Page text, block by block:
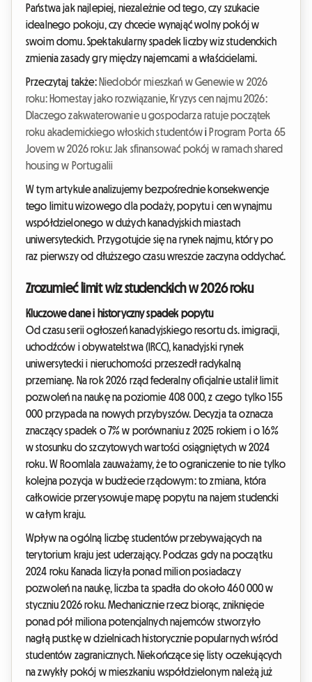
Państwa jak najlepiej, niezależnie od tego, czy szukacie
idealnego pokoju, czy chcecie wynająć wolny pokój w
swoim domu. Spektakularny spadek liczby wiz studenckich
zmienia zasady gry między najemcami a właścicielami.
Przeczytaj także: Niedobór mieszkań w Genewie w 2026
roku: Homestay jako rozwiązanie, Kryzys cen najmu 2026:
Dlaczego zakwaterowanie u gospodarza ratuje początek
roku akademickiego włoskich studentówi Program Porta 65
Jovem w 2026 roku: Jak sfinansować pokój w ramach shared
housing w Portugalii
W tym artykule analizujemy bezpośrednie konsekwencje
tego limitu wizowego dla podaży, popytu i cen wynajmu
współdzielonego w dużych kanadyjskich miastach
uniwersyteckich. Przygotujcie się na rynek najmu, który po
raz pierwszy od dłuższego czasu wreszcie zaczyna oddychać.
Zrozumieć limit wiz studenckich w 2026 roku
Kluczowe dane i historyczny spadek popytu
Od czasu serii ogłoszeń kanadyjskiego resortu ds. imigracji,
uchodźców i obywatelstwa (IRCC), kanadyjski rynek
uniwersytecki i nieruchomości przeszedł radykalną
przemianę. Na rok 2026 rząd federalny oficjalnie ustalił limit
pozwoleń na naukę na poziomie 408 000, z czego tylko 155
000 przypada na nowych przybyszów. Decyzja ta oznacza
znaczący spadek o 7% w porównaniu z 2025 rokiem i o 16%
w stosunku do szczytowych wartości osiągniętych w 2024
roku. W Roomlala zauważamy, że to ograniczenie to nie tylko
kolejna pozycja w budżecie rządowym: to zmiana, która
całkowicie przerysowuje mapę popytu na najem studencki
w całym kraju.
Wpływ na ogólną liczbę studentów przebywających na
terytorium kraju jest uderzający. Podczas gdy na początku
2024 roku Kanada liczyła ponad milion posiadaczy
pozwoleń na naukę, liczba ta spadła do około 460 000 w
styczniu 2026 roku. Mechanicznie rzecz biorąc, zniknięcie
ponad pół miliona potencjalnych najemców stworzyło
nagłą pustkę w dzielnicach historycznie popularnych wśród
studentów zagranicznych. Niekończące się listy oczekujących
na zwykły pokój w mieszkaniu współdzielonym należą już